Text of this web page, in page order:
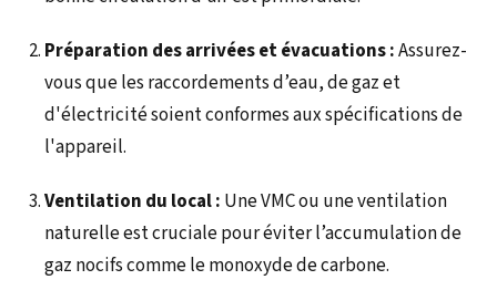
Préparation des arrivées et évacuations :Assurez-
vous que les raccordements d’eau, de gaz et
d'électricité soient conformes aux spécifications de
l'appareil.
Ventilation du local : Une VMC ou une ventilation
naturelle est cruciale pour éviter l’accumulation de
gaz nocifs comme le monoxyde de carbone.